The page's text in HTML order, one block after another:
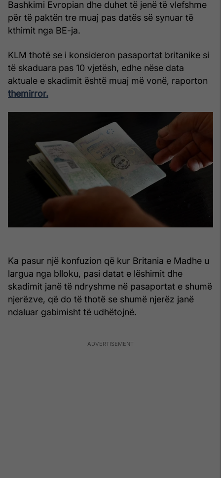
Bashkimi Evropian dhe duhet të jenë të vlefshme
për të paktën tre muaj pas datës së synuar të
kthimit nga BE-ja.
KLM thotë se i konsideron pasaportat britanike si
të skaduara pas 10 vjetësh, edhe nëse data
aktuale e skadimit është muaj më vonë, raporton
themirror.
Ka pasur një konfuzion që kur Britania e Madhe u
largua nga blloku, pasi datat e lëshimit dhe
skadimit janë të ndryshme në pasaportat e shumë
njerëzve, që do të thotë se shumë njerëz janë
ndaluar gabimisht të udhëtojnë.